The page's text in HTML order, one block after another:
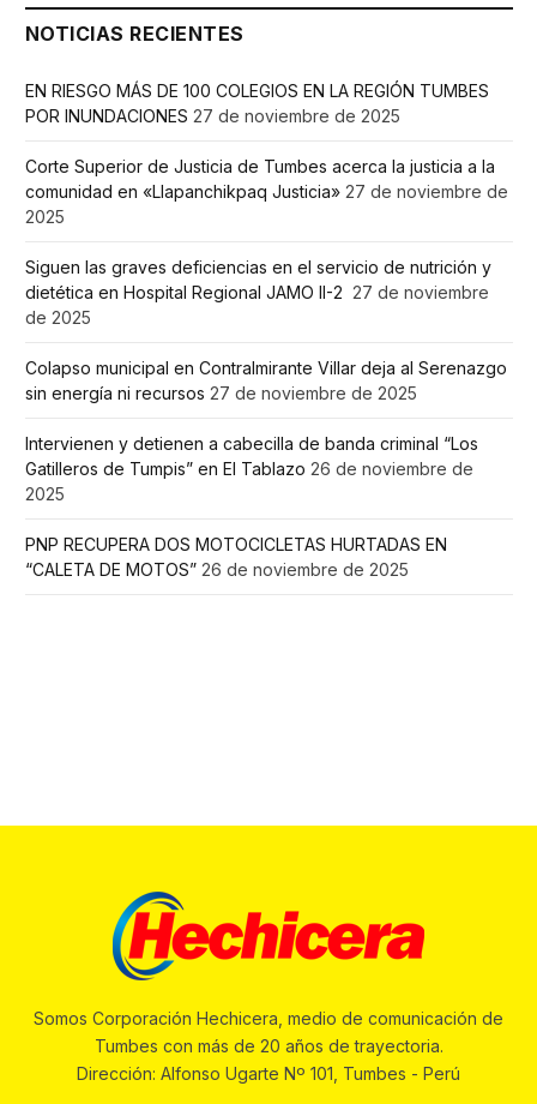
NOTICIAS RECIENTES
EN RIESGO MÁS DE 100 COLEGIOS EN LA REGIÓN TUMBES
POR INUNDACIONES 27 de noviembre de 2025
Corte Superior de Justicia de Tumbes acerca la justicia a la
comunidad en «Llapanchikpaq Justicia» 27 de noviembre de
2025
Siguen las graves deficiencias en el servicio de nutrición y
dietética en Hospital Regional JAMO II-2 27 de noviembre
de 2025
Colapso municipal en Contralmirante Villar deja al Serenazgo
sin energía ni recursos 27 de noviembre de 2025
Intervienen y detienen a cabecilla de banda criminal “Los
Gatilleros de Tumpis” en El Tablazo 26 de noviembre de
2025
PNP RECUPERA DOS MOTOCICLETAS HURTADAS EN
“CALETA DE MOTOS” 26 de noviembre de 2025
Somos Corporación Hechicera, medio de comunicación de
Tumbes con más de 20 años de trayectoria.
Dirección: Alfonso Ugarte Nº 101, Tumbes - Perú